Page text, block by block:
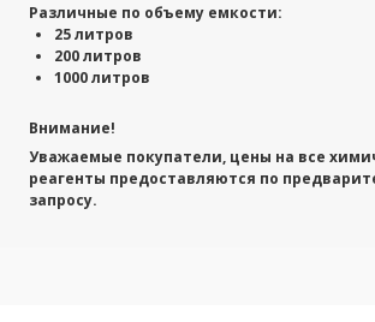
Различные по объему емкости:
25 литров
200 литров
1000 литров
Внимание!
Уважаемые покупатели, цены на все
реагенты предоставляются по
запросу.